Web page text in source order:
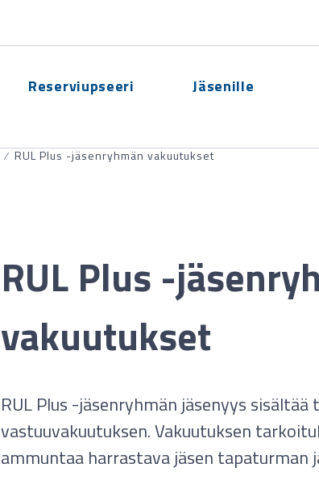
Reserviupseeri Jäsenille
⁄ RUL Plus -jäsenryhmän vakuutukset
RUL Plus -
vakuutukset
RUL Plus -jäsenryhmän jäsenyys
vastuuvakuutuksen. Vakuutuksen
ammuntaa harrastava jäsen tapaturman